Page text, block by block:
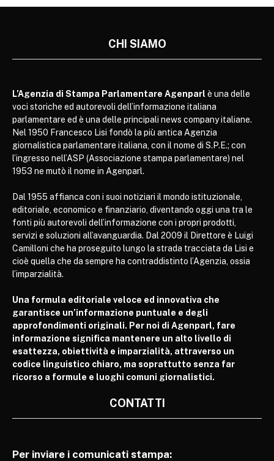
CHI SIAMO
L’Agenzia di Stampa Parlamentare Agenparl è una delle
voci storiche ed autorevoli dell’informazione italiana
parlamentare ed è una delle principali news company italiane.
Nel 1950 Francesco Lisi fondò la più antica Agenzia
giornalistica parlamentare italiana, con il nome di S.P.E.; con
l’ingresso nell’ASP (Associazione stampa parlamentare) nel
1953 ne mutò il nome in Agenparl.
Dal 1955 affianca con i suoi notiziari il mondo istituzionale,
editoriale, economico e finanziario, diventando oggi una tra le
fonti più autorevoli dell’informazione con i propri prodotti,
servizi e soluzioni all’avanguardia. Dal 2009 il Direttore è Luigi
Camilloni che ha proseguito lungo la strada tracciata da Lisi e
cioè quella che da sempre ha contraddistinto l’Agenzia, ossia
l’imparzialità.
Una formula editoriale veloce ed innovativa che
garantisce un’informazione puntuale e degli
approfondimenti originali. Per noi di Agenparl, fare
informazione significa mantenere un alto livello di
esattezza, obiettività e imparzialità, attraverso un
codice linguistico chiaro, ma soprattutto senza far
ricorso a formule e luoghi comuni giornalistici.
CONTATTI
Per inviare i comunicati stampa: